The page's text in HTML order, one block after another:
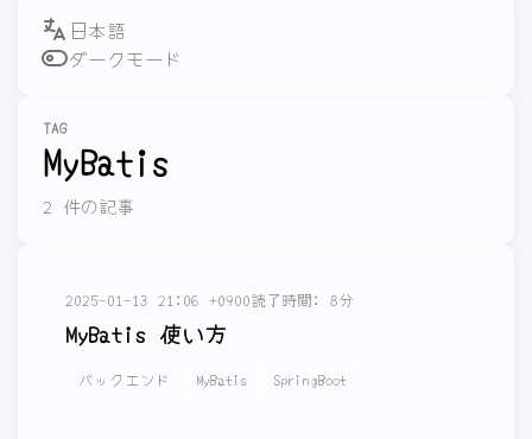
ダークモード
TAG
MyBatis
2 件の記事
2025-01-13 21:06 +0900読了時間: 8分
MyBatis 使い方
バックエンド MyBatis SpringBoot